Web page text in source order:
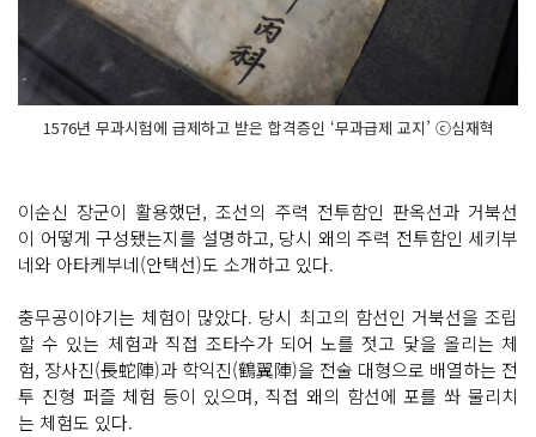
1576년 무과시험에 급제하고 받은 합격증인 ‘무과급제 교지’ ⓒ심재혁
이순신 장군이 활용했던, 조선의 주력 전투함인 판옥선과 거북선
이 어떻게 구성됐는지를 설명하고, 당시 왜의 주력 전투함인 세키부
네와 아타케부네(안택선)도 소개하고 있다.
충무공이야기는 체험이 많았다. 당시 최고의 함선인 거북선을 조립
할 수 있는 체험과 직접 조타수가 되어 노를 젓고 닻을 올리는 체
험, 장사진(長蛇陣)과 학익진(鶴翼陣)을 전술 대형으로 배열하는 전
투 진형 퍼즐 체험 등이 있으며, 직접 왜의 함선에 포를 쏴 물리치
는 체험도 있다.